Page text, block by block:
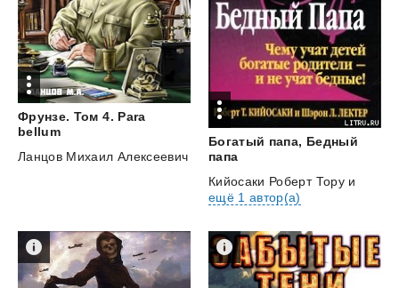
Фрунзе. Том 4. Para
bellum
Ланцов Михаил Алексеевич
Богатый папа, Бедный
папа
Кийосаки Роберт Торуи
ещё 1 автор(а)